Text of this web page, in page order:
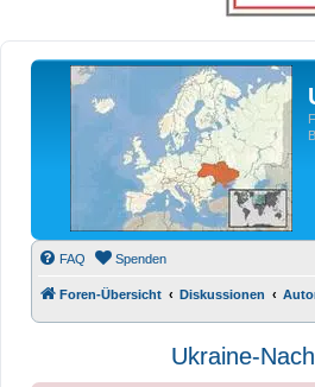
FAQ Spenden
Foren-Übersicht Diskussionen
Ukraine-